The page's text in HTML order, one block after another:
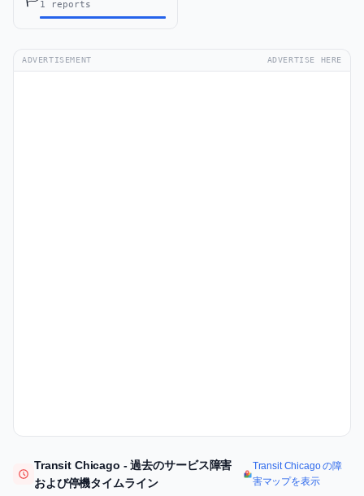
1 reports
ADVERTISEMENT ADVERTISE HERE
Transit Chicago - 過去のサービス障害
および停機タイムライン
Transit Chicago の障
害マップを表示